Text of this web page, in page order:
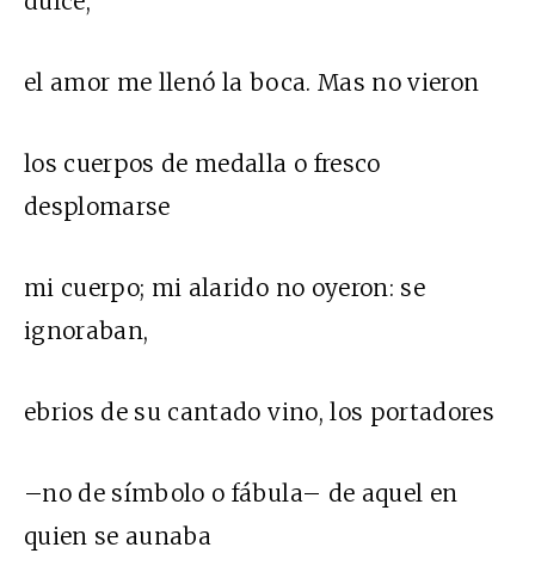
el amor me llenó la boca. Mas no vieron
los cuerpos de medalla o fresco
desplomarse
mi cuerpo; mi alarido no oyeron: se
ignoraban,
ebrios de su cantado vino, los portadores
–no de símbolo o fábula– de aquel en
quien se aunaba